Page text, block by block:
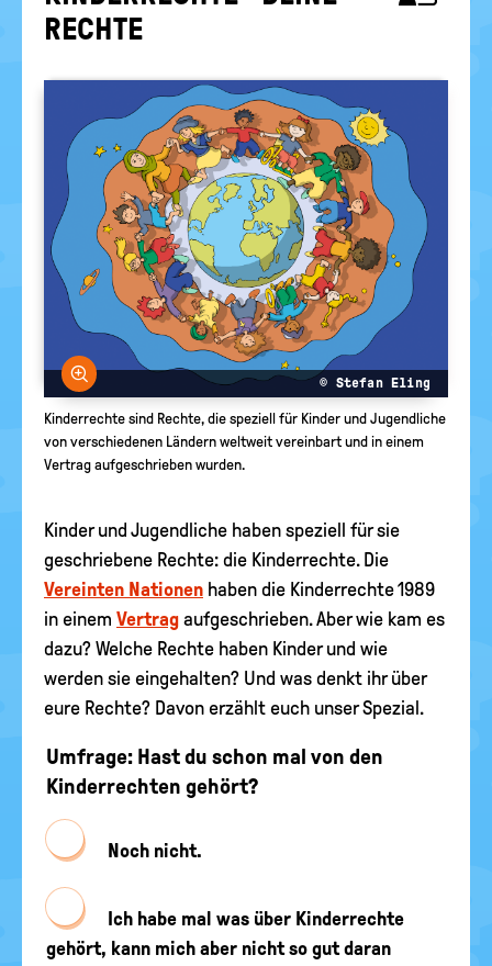
RECH­TE
Bild vergrößern
© Stefan Eling
Kinderrechte sind Rechte, die speziell für Kinder und Jugendliche
von verschiedenen Ländern weltweit vereinbart und in einem
Vertrag aufgeschrieben wurden.
Kinder und Jugendliche haben speziell für sie
geschriebene Rechte: die Kinderrechte. Die
Vereinten Nationen haben die Kinderrechte 1989
in einem Vertrag aufgeschrieben. Aber wie kam es
dazu? Welche Rechte haben Kinder und wie
werden sie eingehalten? Und was denkt ihr über
eure Rechte? Davon erzählt euch unser Spezial.
Umfrage: Hast du schon mal von den
Kinderrechten gehört?
Noch nicht.
Ich habe mal was über Kinderrechte
gehört, kann mich aber nicht so gut daran